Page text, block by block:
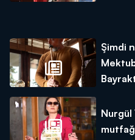
Şimdi
Nurgül